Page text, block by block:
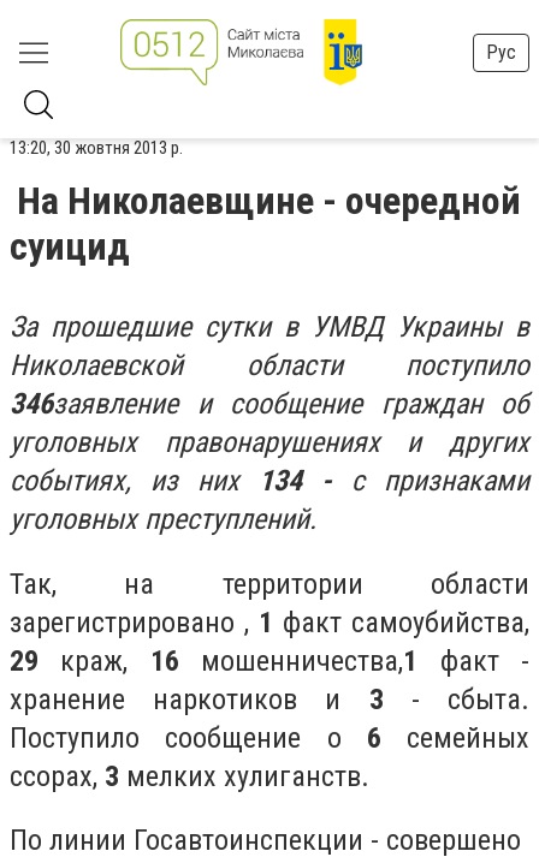
Рус
13:20, 30 жовтня 2013 р.
На Николаевщине - очередной
суицид
За прошедшие сутки в УМВД Украины в
Николаевской области поступило
346заявление и сообщение граждан об
уголовных правонарушениях и других
событиях, из них
134 -с признаками
уголовных преступлений.
Так, на территории области
зарегистрировано , 1 факт самоубийства,
29 краж, 16 мошенничества,1
факт -
хранение наркотиков и 3 - сбыта.
Поступило сообщение о 6 семейных
ссорах, 3 мелких хулиганств.
По линии Госавтоинспекции - совершено